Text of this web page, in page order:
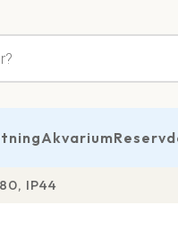
Akvarium
IP44